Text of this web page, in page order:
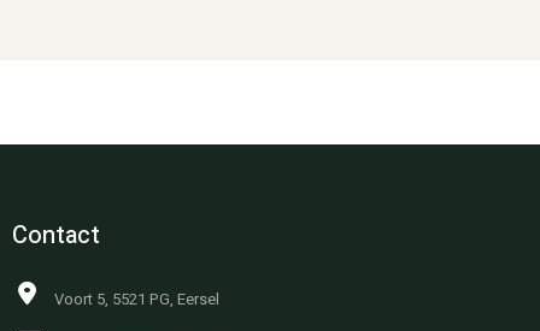
Contact
Voort 5, 5521 PG, Eersel